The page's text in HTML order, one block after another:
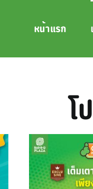
หน้าแรก
โ